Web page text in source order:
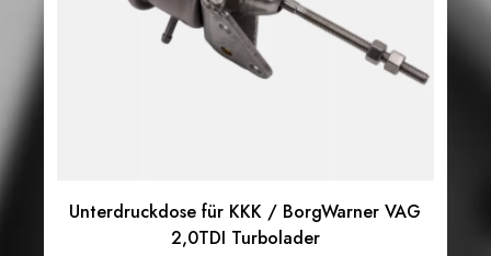
Unterdruckdose für KKK / BorgWarner VAG
2,0TDI Turbolader